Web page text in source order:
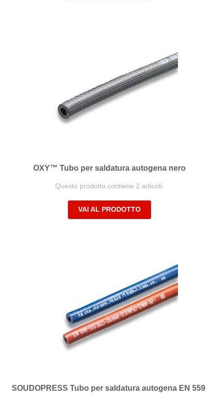
OXY™ Tubo per saldatura autogena nero
Questo prodotto contiene 2 articoli.
VAI AL PRODOTTO
SOUDOPRESS Tubo per saldatura autogena EN 559